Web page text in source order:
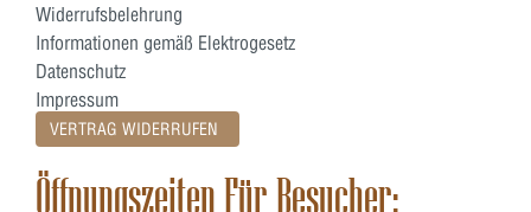
Widerrufsbelehrung
Informationen gemäß Elektrogesetz
Datenschutz
Impressum
VERTRAG WIDERRUFEN
Öffnungszeiten Für Besucher: